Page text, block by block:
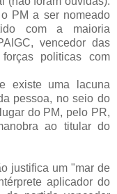
PM a ser nomeado
com a maioria
vencedor das
politicas com
existe uma lacuna
pessoa, no seio do
do PM, pelo PR,
ao titular do
justifica um "mar de
aplicador do